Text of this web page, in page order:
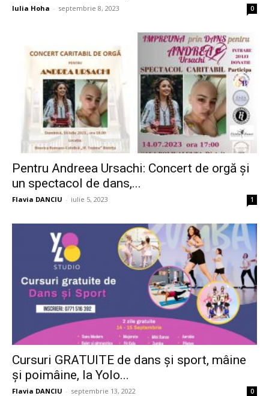
Iulia Hoha - septembrie 8, 2023 0
Pentru Andreea Ursachi: Concert de orgă și
un spectacol de dans,...
Flavia DANCIU - iulie 5, 2023 1
Cursuri GRATUITE de dans și sport, mâine
și poimâine, la Yolo...
Flavia DANCIU - septembrie 13, 2022 0